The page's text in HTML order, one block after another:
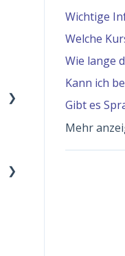
Wichtige
Welche
Wie lange
Kann ich
Gibt es
Mehr